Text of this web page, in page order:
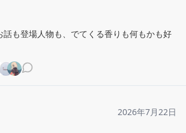
話も登場人物も、でてくる香りも何もかも好
2026年7月22日